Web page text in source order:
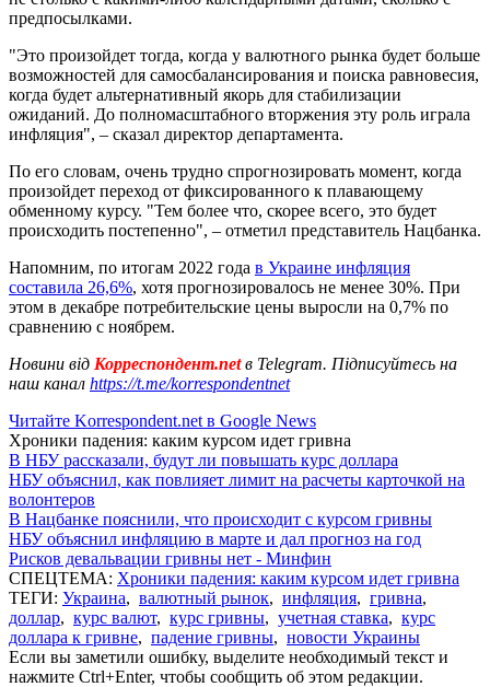
предпосылками.
"Это произойдет тогда, когда у валютного рынка будет больше
возможностей для самосбалансирования и поиска равновесия,
когда будет альтернативный якорь для стабилизации
ожиданий. До полномасштабного вторжения эту роль играла
инфляция", – сказал директор департамента.
По его словам, очень трудно спрогнозировать момент, когда
произойдет переход от фиксированного к плавающему
обменному курсу. "Тем более что, скорее всего, это будет
происходить постепенно", – отметил представитель Нацбанка.
Напомним, по итогам 2022 года в Украине инфляция
составила 26,6%, хотя прогнозировалось не менее 30%. При
этом в декабре потребительские цены выросли на 0,7% по
сравнению с ноябрем.
Новини від Корреспондент.netв Telegram. Підписуйтесь на
наш канал https://t.me/korrespondentnet
Читайте Korrespondent.net в Google News
Хроники падения: каким курсом идет гривна
В НБУ рассказали, будут ли повышать курс доллара
НБУ объяснил, как повлияет лимит на расчеты карточкой на
волонтеров
В Нацбанке пояснили, что происходит с курсом гривны
НБУ объяснил инфляцию в марте и дал прогноз на год
Рисков девальвации гривны нет - Минфин
СПЕЦТЕМА: Хроники падения: каким курсом идет гривна
ТЕГИ: Украина, валютный рынок, инфляция, гривна,
доллар, курс валют, курс гривны, учетная ставка, курс
доллара к гривне, падение гривны, новости Украины
Если вы заметили ошибку, выделите необходимый текст и
нажмите Ctrl+Enter, чтобы сообщить об этом редакции.